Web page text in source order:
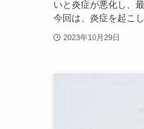
いと炎症が悪化し、
今回は、炎症を起こ
2023年10月29日